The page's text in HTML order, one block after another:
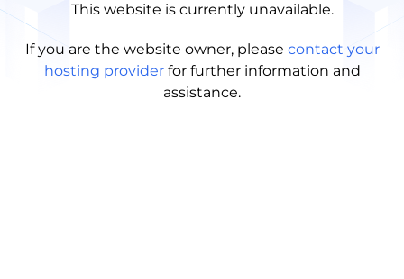
This website is currently unavailable.
If you are the website owner, please contact your
hosting provider for further information and
assistance.